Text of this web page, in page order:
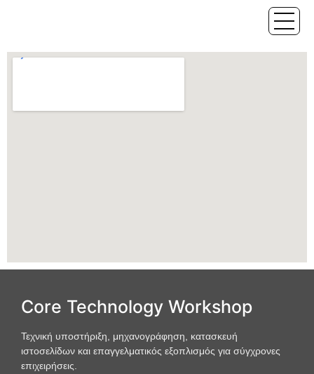
Core Technology Workshop
Τεχνική υποστήριξη, μηχανογράφηση, κατασκευή
ιστοσελίδων και επαγγελματικός εξοπλισμός για σύγχρονες
επιχειρήσεις.